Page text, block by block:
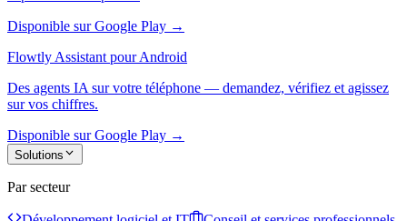
Disponible sur Google Play →
Flowtly Assistant pour Android
Des agents IA sur votre téléphone — demandez, vérifiez et agissez
sur vos chiffres.
Disponible sur Google Play →
Solutions
Par secteur